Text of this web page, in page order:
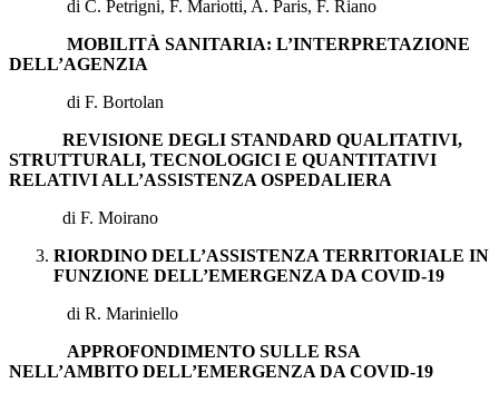
di C. Petrigni, F. Mariotti, A. Paris, F. Riano
MOBILITÀ SANITARIA: L’INTERPRETAZIONE
DELL’AGENZIA
di F. Bortolan
REVISIONE DEGLI STANDARD QUALITATIVI,
STRUTTURALI, TECNOLOGICI E QUANTITATIVI
RELATIVI ALL’ASSISTENZA OSPEDALIERA
di F. Moirano
RIORDINO DELL’ASSISTENZA TERRITORIALE IN
FUNZIONE DELL’EMERGENZA DA COVID-19
di R. Mariniello
APPROFONDIMENTO SULLE RSA
NELL’AMBITO DELL’EMERGENZA DA COVID-19